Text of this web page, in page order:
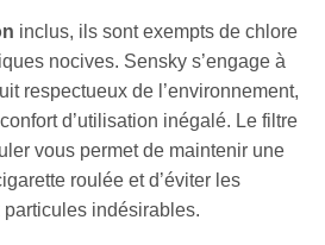
inclus, ils sont exempts de chlore
nocives. Sensky s’engage à
respectueux de l’environnement,
d’utilisation inégalé. Le filtre
vous permet de maintenir une
roulée et d’éviter les
indésirables.